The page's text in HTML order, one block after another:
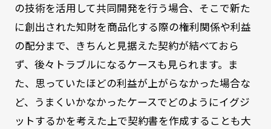
の技術を活用して共同開発を行う場合、そこで新た
に創出された知財を商品化する際の権利関係や利益
の配分まで、きちんと見据えた契約が結べておら
ず、後々トラブルになるケースも見られます。ま
た、思っていたほどの利益が上がらなかった場合な
ど、うまくいかなかったケースでどのようにイグジ
ットするかを考えた上で契約書を作成することも大